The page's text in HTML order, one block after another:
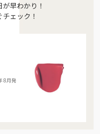
早わかり！
ェック！
8月発